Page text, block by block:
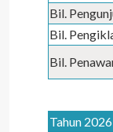
Bil.
Bil.
Bil.
Tahun